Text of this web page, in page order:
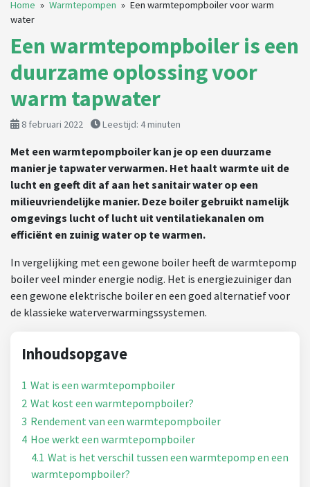
Home » Warmtepompen » Een warmtepompboiler voor warm
water
Een warmtepompboiler is een
duurzame oplossing voor
warm tapwater
8 februari 2022 Leestijd: 4minuten
Met een warmtepompboiler kan je op een duurzame
manier je tapwater verwarmen. Het haalt warmte uit de
lucht en geeft dit af aan het sanitair water op een
milieuvriendelijke manier. Deze boiler gebruikt namelijk
omgevings lucht of lucht uit ventilatiekanalen om
efficiënt en zuinig water op te warmen.
In vergelijking met een gewone boiler heeft de warmtepomp
boiler veel minder energie nodig. Het is energiezuiniger dan
een gewone elektrische boiler en een goed alternatief voor
de klassieke waterverwarmingssystemen.
Inhoudsopgave
1 Wat is een warmtepompboiler
2 Wat kost een warmtepompboiler?
3 Rendement van een warmtepompboiler
4 Hoe werkt een warmtepompboiler
4.1 Wat is het verschil tussen een warmtepomp en een
warmtepompboiler?